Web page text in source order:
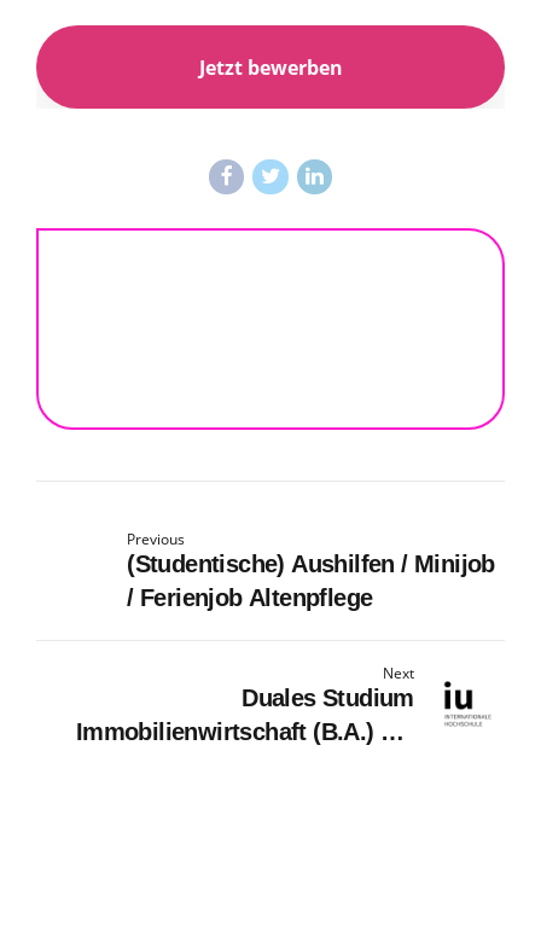
Previous
(Studentische) Aushilfen / Minijob
/ Ferienjob Altenpflege
Next
Duales Studium
Immobilienwirtschaft (B.A.) am